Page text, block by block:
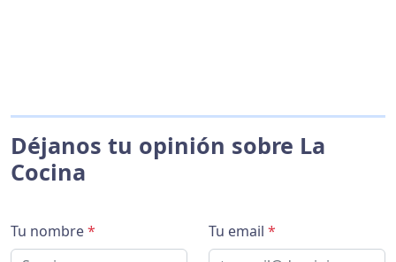
Déjanos tu opinión sobre La
Cocina
Tu nombre* Tu email *